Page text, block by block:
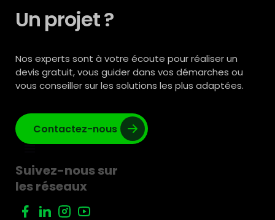
Un projet ?
Nos experts sont à votre écoute pour réaliser un
devis gratuit, vous guider dans vos démarches ou
vous conseiller sur les solutions les plus adaptées.
Contactez-nous
Suivez-nous sur
les réseaux